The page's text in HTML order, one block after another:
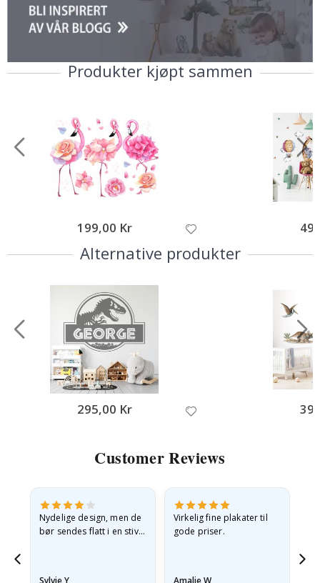
Produkter kjøpt sammen
199,00 Kr
Alternative produkter
295,00 Kr
Customer Reviews
Nydelige design, men de
bør sendes flatt i en stiv
Sylvie Y
Virkelig fine plakater til
gode priser.
Amalie W